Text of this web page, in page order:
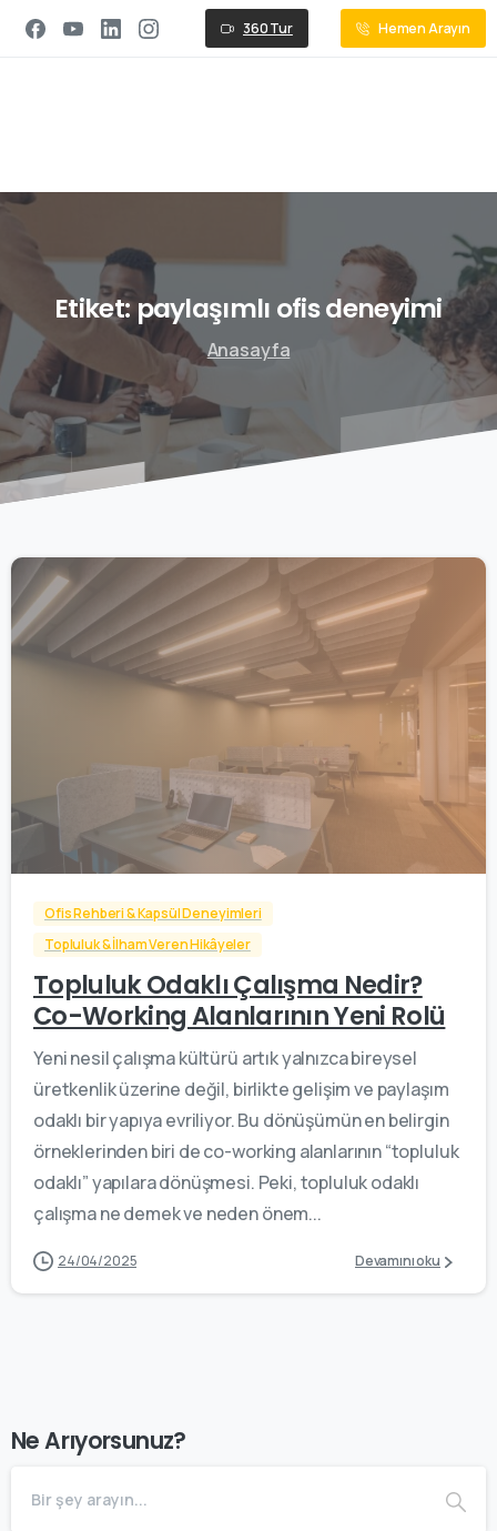
360 Tur Hemen Arayın
Etiket: paylaşımlı ofisdeneyimi
Anasayfa
Ofis Rehberi & Kapsül Deneyimleri
Topluluk & İlham Veren Hikâyeler
Topluluk Odaklı Çalışma Nedir?
Co-Working Alanlarının Yeni Rolü
Yeni nesil çalışma kültürü artık yalnızca bireysel
üretkenlik üzerine değil, birlikte gelişim ve paylaşım
odaklı bir yapıya evriliyor. Bu dönüşümün en belirgin
örneklerinden biri de co-working alanlarının “topluluk
odaklı” yapılara dönüşmesi. Peki, topluluk odaklı
çalışma ne demek ve neden önem...
24/04/2025 Devamını oku
Ne Arıyorsunuz?